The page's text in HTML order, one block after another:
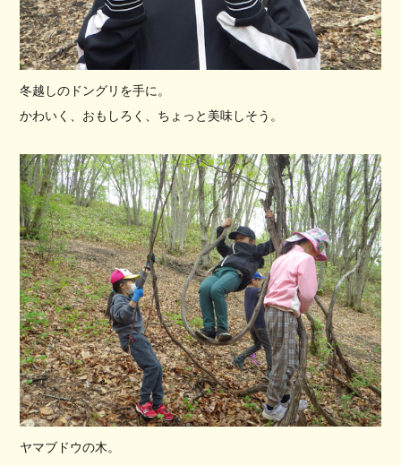
冬越しのドングリを手に。
かわいく、おもしろく、ちょっと美味しそう。
ヤマブドウの木。